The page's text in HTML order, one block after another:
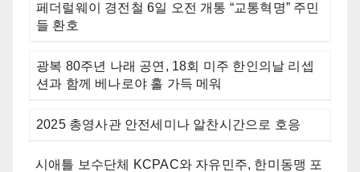
페더럴웨이 경전철 6일 오전 개통 “교통혁명” 주민
들 환호
광복 80주년 나래 공연, 18회 미주 한인의날 리셉
션과 함께 베나로야 홀 가득 메워
2025 총영사관 안전세미나 알찬시간으로 호응
시애틀 보수단체 KCPAC와 자유민주, 한미동맹 포